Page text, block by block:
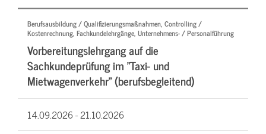
Berufsausbildung / Qualifizierungsmaßnahmen, Controlling /
Kostenrechnung, Fachkundelehrgänge, Unternehmens- / Personalführung
Vorbereitungslehrgang auf die
Sachkundeprüfung im "Taxi- und
Mietwagenverkehr" (berufsbegleitend)
14.09.2026 -21.10.2026